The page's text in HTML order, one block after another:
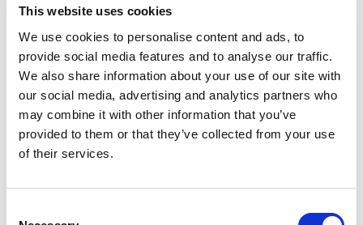
This website uses cookies
We use cookies to personalise content and ads, to
provide social media features and to analyse our traffic.
We also share information about your use of our site with
our social media, advertising and analytics partners who
may combine it with other information that you’ve
provided to them or that they’ve collected from your use
of their services.